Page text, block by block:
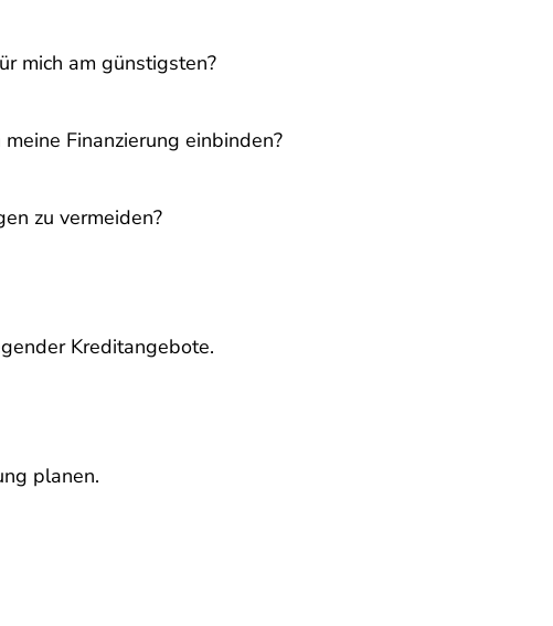
mich am günstigsten?
Finanzierung einbinden?
zu vermeiden?
Kreditangebote.
planen.